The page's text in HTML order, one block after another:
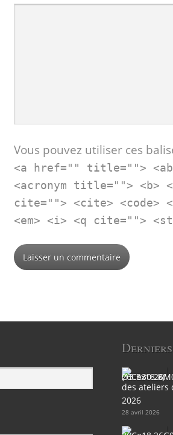
Vous pouvez utiliser ces
<a href="" title="">
<acronym title=""> <b>
cite=""> <cite> <code>
<em> <i> <q cite="">
des ateliers
2026
28 avril 2026